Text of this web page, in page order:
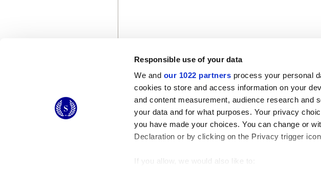
Responsible use of your data
We and our 1022 partners process your personal
cookies to store and access information on your
and content measurement, audience research and
your data and for what purposes. Your privacy
you have made your choices. You can change or
Declaration or by clicking on the Privacy trigger
If you allow, we would also like to:
© 2026 CERAMICHE MARCA CORONA S.P.A.
Ceramiche Marca Corona
S.p.a. - P.IVA: IT00628160368
Via Emilia Romagna 7, 41049 Sassuolo (MO) Italy
T: +39 0536 867200
Полезные
Моя Marca
Обращайтесь
Galleria
Керамогранит